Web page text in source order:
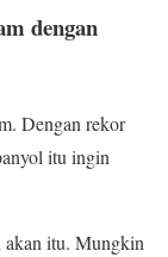
dengan
Dengan rekor
itu ingin
akan itu. Mungkin